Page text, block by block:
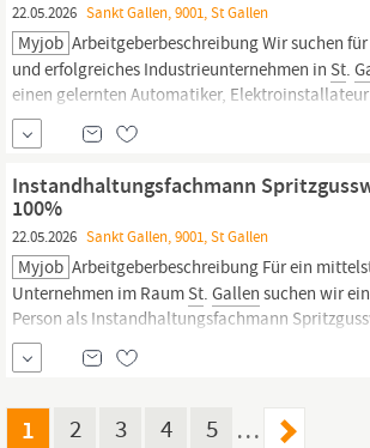
22.05.2026 Sankt Gallen, 9001, St Gallen
Myjob Arbeitgeberbeschreibung Wir suchen
und erfolgreiches Industrieunternehmen in St.
einen gelernten Automatiker,
Instandhaltung. Stellenbeschreibung Wartung,
Instandhaltung von Produktionsanlagen und
Instandhaltungsfachmann
100%
22.05.2026 Sankt Gallen, 9001, St Gallen
Myjob Arbeitgeberbeschreibung Für ein
Unternehmen im Raum St. Gallen suchen wir
Person als Instandhaltungsfachmann
Firma vertreibt und produziert erfolgreich
Baugruppen vor allem für die Medizinaltechnik
Maschinenparks
1 2 3 4 5 …